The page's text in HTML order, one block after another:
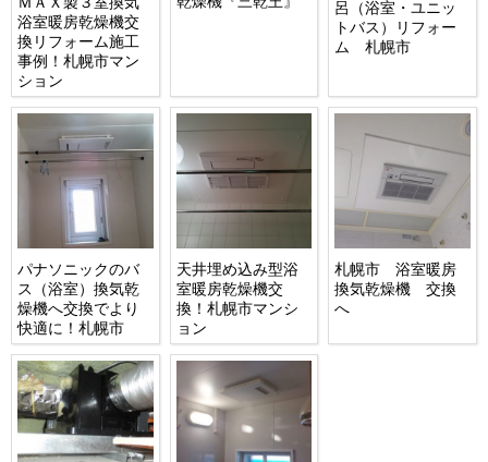
浴室暖房乾燥機交
換リフォーム施工
事例！札幌市マン
ション
呂（浴室・ユニッ
トバス）リフォー
ム 札幌市
パナソニックのバ
ス（浴室）換気乾
燥機へ交換でより
快適に！札幌市
天井埋め込み型浴
室暖房乾燥機交
換！札幌市マンシ
ョン
札幌市 浴室暖房
換気乾燥機 交換
へ